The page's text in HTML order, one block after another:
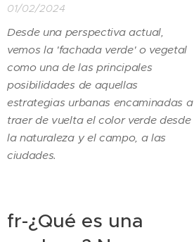
01/02/2024
Desde una perspectiva actual,
vemos la 'fachada verde' o vegetal
como una de las principales
posibilidades de aquellas
estrategias urbanas encaminadas a
traer de vuelta el color verde desde
la naturaleza y el campo, a las
ciudades.
fr-¿Qué es una